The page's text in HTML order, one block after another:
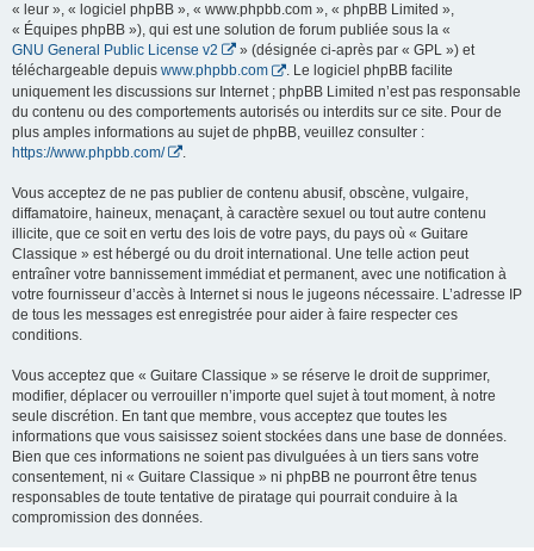
« leur », « logiciel phpBB », « www.phpbb.com », « phpBB Limited »,
« Équipes phpBB »), qui est une solution de forum publiée sous la «
GNU General Public License v2
» (désignée ci-après par « GPL ») et
téléchargeable depuis www.phpbb.com
. Le logiciel phpBB facilite
uniquement les discussions sur Internet ; phpBB Limited n’est pas responsable
du contenu ou des comportements autorisés ou interdits sur ce site. Pour de
plus amples informations au sujet de phpBB, veuillez consulter :
https://www.phpbb.com/
Vous acceptez de ne pas publier de contenu abusif, obscène, vulgaire,
diffamatoire, haineux, menaçant, à caractère sexuel ou tout autre contenu
illicite, que ce soit en vertu des lois de votre pays, du pays où « Guitare
Classique » est hébergé ou du droit international. Une telle action peut
entraîner votre bannissement immédiat et permanent, avec une notification à
votre fournisseur d’accès à Internet si nous le jugeons nécessaire. L’adresse IP
de tous les messages est enregistrée pour aider à faire respecter ces
conditions.
Vous acceptez que « Guitare Classique » se réserve le droit de supprimer,
modifier, déplacer ou verrouiller n’importe quel sujet à tout moment, à notre
seule discrétion. En tant que membre, vous acceptez que toutes les
informations que vous saisissez soient stockées dans une base de données.
Bien que ces informations ne soient pas divulguées à un tiers sans votre
consentement, ni « Guitare Classique » ni phpBB ne pourront être tenus
responsables de toute tentative de piratage qui pourrait conduire à la
compromission des données.